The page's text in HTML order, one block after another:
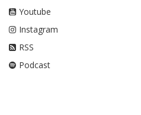
Youtube
Instagram
RSS
Podcast